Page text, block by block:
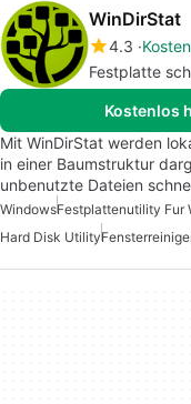
WinDirStat
4.3
Festplatte
Kostenlos
Mit WinDirStat werden
in einer Baumstruktur
unbenutzte Dateien
WindowsFestplattenutility Fur
Hard Disk Utility